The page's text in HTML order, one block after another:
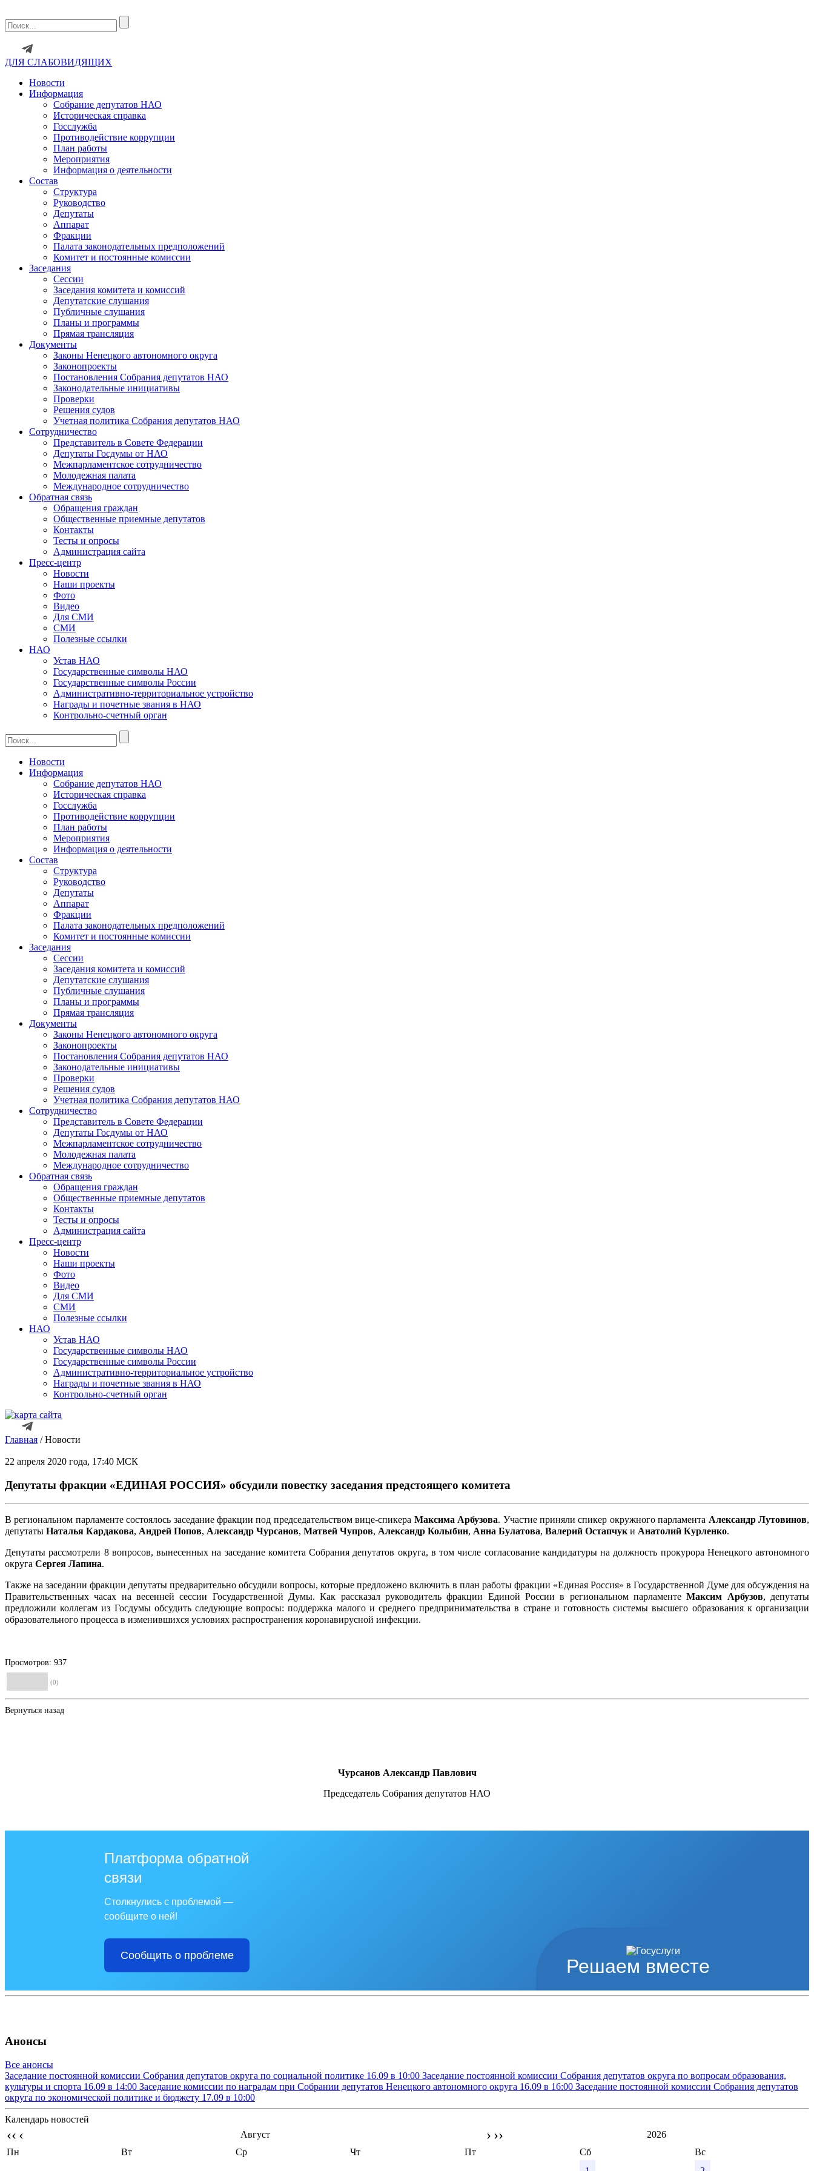
ДЛЯ СЛАБОВИДЯЩИХ
Новости
Информация
Собрание депутатов НАО
Историческая справка
Госслужба
Противодействие коррупции
План работы
Мероприятия
Информация о деятельности
Состав
Структура
Руководство
Депутаты
Аппарат
Фракции
Палата законодательных предположений
Комитет и постоянные комиссии
Заседания
Сессии
Заседания комитета и комиссий
Депутатские слушания
Публичные слушания
Планы и программы
Прямая трансляция
Документы
Законы Ненецкого автономного округа
Законопроекты
Постановления Собрания депутатов НАО
Законодательные инициативы
Проверки
Решения судов
Учетная политика Собрания депутатов НАО
Сотрудничество
Представитель в Совете Федерации
Депутаты Госдумы от НАО
Межпарламентское сотрудничество
Молодежная палата
Международное сотрудничество
Обратная cвязь
Обращения граждан
Общественные приемные депутатов
Контакты
Тесты и опросы
Администрация сайта
Пресс-центр
Новости
Наши проекты
Фото
Видео
Для СМИ
СМИ
Полезные ссылки
НАО
Устав НАО
Государственные символы НАО
Государственные символы России
Административно-территориальное устройство
Награды и почетные звания в НАО
Контрольно-счетный орган
Новости
Информация
Собрание депутатов НАО
Историческая справка
Госслужба
Противодействие коррупции
План работы
Мероприятия
Информация о деятельности
Состав
Структура
Руководство
Депутаты
Аппарат
Фракции
Палата законодательных предположений
Комитет и постоянные комиссии
Заседания
Сессии
Заседания комитета и комиссий
Депутатские слушания
Публичные слушания
Планы и программы
Прямая трансляция
Документы
Законы Ненецкого автономного округа
Законопроекты
Постановления Собрания депутатов НАО
Законодательные инициативы
Проверки
Решения судов
Учетная политика Собрания депутатов НАО
Сотрудничество
Представитель в Совете Федерации
Депутаты Госдумы от НАО
Межпарламентское сотрудничество
Молодежная палата
Международное сотрудничество
Обратная cвязь
Обращения граждан
Общественные приемные депутатов
Контакты
Тесты и опросы
Администрация сайта
Пресс-центр
Новости
Наши проекты
Фото
Видео
Для СМИ
СМИ
Полезные ссылки
НАО
Устав НАО
Государственные символы НАО
Государственные символы России
Административно-территориальное устройство
Награды и почетные звания в НАО
Контрольно-счетный орган
Главная /Новости
22 апреля 2020 года, 17:40 МСК
Депутаты фракции «ЕДИНАЯ РОССИЯ» обсудили повестку заседания предстоящего комитета
В региональном парламенте состоялось заседание фракции под председательством вице-спикера Максима Арбузова. Участие приняли спикер окружного парламента Александр Лутовинов,
депутаты Наталья Кардакова, Андрей Попов, Александр Чурсанов, Матвей Чупров, Александр Колыбин, Анна Булатова, Валерий Остапчуки Анатолий Курленко.
Депутаты рассмотрели 8 вопросов, вынесенных на заседание комитета Собрания депутатов округа, в том числе согласование кандидатуры на должность прокурора Ненецкого автономного
округа Сергея Лапина.
Также на заседании фракции депутаты предварительно обсудили вопросы, которые предложено включить в план работы фракции «Единая Россия» в Государственной Думе для обсуждения на
Правительственных часах на весенней сессии Государственной Думы. Как рассказал руководитель фракции Единой России в региональном парламентеМаксим Арбузов, депутаты
предложили коллегам из Госдумы обсудить следующие вопросы: поддержка малого и среднего предпринимательства в стране и готовность системы высшего образования к организации
образовательного процесса в изменившихся условиях распространения коронавирусной инфекции.
Просмотров: 937
(0)
Вернуться назад
Чурсанов Александр Павлович
Председатель Собрания депутатов НАО
Решаем вместе
Платформа обратной
связи
Столкнулись с проблемой —
сообщите о ней!
Сообщить о проблеме
Анонсы
Все анонсы
Заседание постоянной комиссии Собрания депутатов округа по социальной политике 16.09 в 10:00 Заседание постоянной комиссии Собрания депутатов округа по вопросам образования,
культуры и спорта 16.09 в 14:00 Заседание комиссии по наградам при Собрании депутатов Ненецкого автономного округа 16.09 в 16:00 Заседание постоянной комиссии Собрания депутатов
округа по экономической политике и бюджету 17.09 в 10:00
Календарь новостей
‹‹ ‹ Август › ››
2026
Пн
Вт Ср Чт Пт Сб
Вс